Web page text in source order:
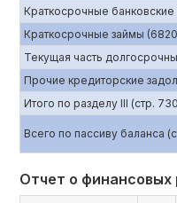
Краткосрочные банковские
Краткосрочные займы
Текущая часть
Прочие кредиторские
Итого по разделу III (стр.
Всего по пассиву баланса
Отчет о финансовых